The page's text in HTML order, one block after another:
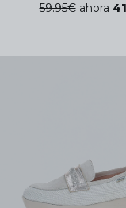
59.95€ ahora